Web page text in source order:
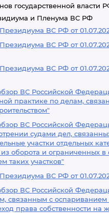
государственной власти
и Пленума ВС РФ
ВС РФ от
ВС РФ от
ВС РФ от
ВС Российской
практике по делам,
ВС Российской
судами дел,
участки отдельных
оборота и ограниченных в
таких участков"
ВС РФ от
ВС Российской
связанным с оспариванием
права собственности на
едином
реестре
юридических